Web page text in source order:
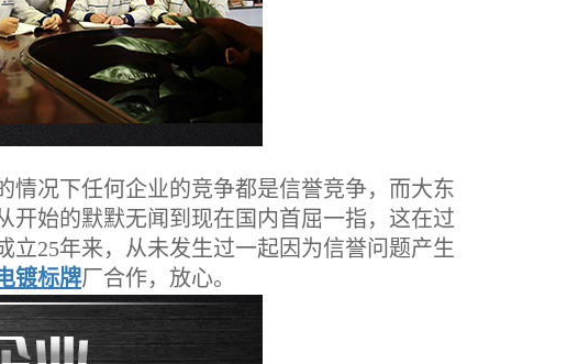
况下任何企业的竞争都是信誉竞争，而大东
开始的默默无闻到现在国内首屈一指，这在过
25年来，从未发生过一起因为信誉问题产生
镀标牌厂合作，放心。